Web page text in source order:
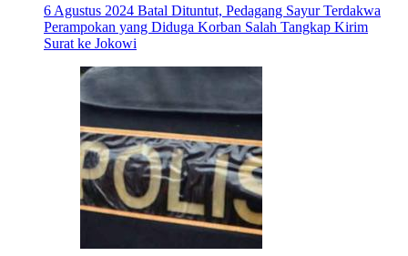
6 Agustus 2024 Batal Dituntut, Pedagang Sayur Terdakwa
Perampokan yang Diduga Korban Salah Tangkap Kirim
Surat ke Jokowi